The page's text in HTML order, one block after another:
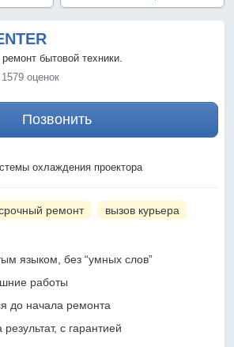
бытовой техники.
1579 оценок
Позвонить
охлаждения проектора
ремонт вызов курьера
языком, без “умных слов”
работы
до начала ремонта
результат, с гарантией